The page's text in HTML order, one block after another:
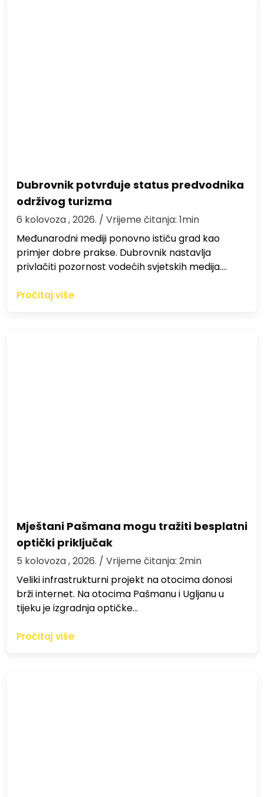
Dubrovnik potvrđuje status predvodnika
održivog turizma
6 kolovoza , 2026. / Vrijeme čitanja: 1min
Međunarodni mediji ponovno ističu grad kao
primjer dobre prakse. Dubrovnik nastavlja
privlačiti pozornost vodećih svjetskih medija.…
Pročitaj više
Mještani Pašmana mogu tražiti besplatni
optički priključak
5 kolovoza , 2026. / Vrijeme čitanja: 2min
Veliki infrastrukturni projekt na otocima donosi
brži internet. Na otocima Pašmanu i Ugljanu u
tijeku je izgradnja optičke…
Pročitaj više